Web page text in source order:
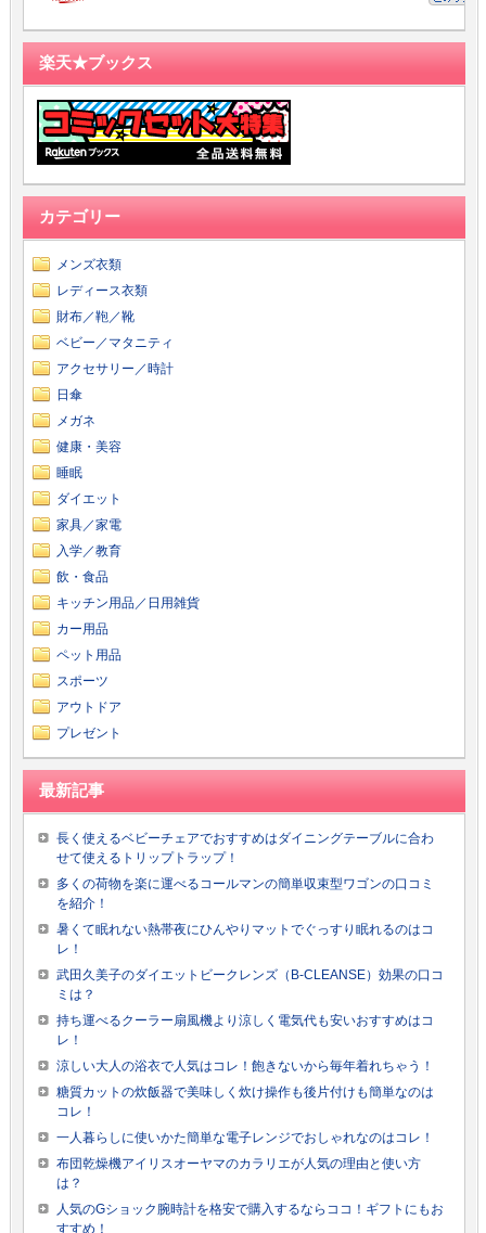
楽天★ブックス
カテゴリー
メンズ衣類
レディース衣類
財布／鞄／靴
ベビー／マタニティ
アクセサリー／時計
日傘
メガネ
健康・美容
睡眠
ダイエット
家具／家電
入学／教育
飲・食品
キッチン用品／日用雑貨
カー用品
ペット用品
スポーツ
アウトドア
プレゼント
最新記事
長く使えるベビーチェアでおすすめはダイニングテーブルに合わ
せて使えるトリップトラップ！
多くの荷物を楽に運べるコールマンの簡単収束型ワゴンの口コミ
を紹介！
暑くて眠れない熱帯夜にひんやりマットでぐっすり眠れるのはコ
レ！
武田久美子のダイエットビークレンズ（B-CLEANSE）効果の口コ
ミは？
持ち運べるクーラー扇風機より涼しく電気代も安いおすすめはコ
レ！
涼しい大人の浴衣で人気はコレ！飽きないから毎年着れちゃう！
糖質カットの炊飯器で美味しく炊け操作も後片付けも簡単なのは
コレ！
一人暮らしに使いかた簡単な電子レンジでおしゃれなのはコレ！
布団乾燥機アイリスオーヤマのカラリエが人気の理由と使い方
は？
人気のGショック腕時計を格安で購入するならココ！ギフトにもお
すすめ！